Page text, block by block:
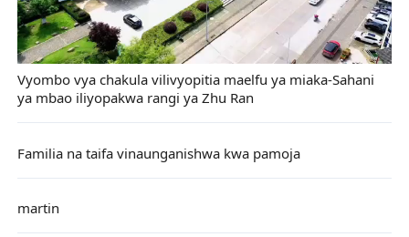
Vyombo vya chakula vilivyopitia maelfu ya miaka-Sahani
ya mbao iliyopakwa rangi ya Zhu Ran
Familia na taifa vinaunganishwa kwa pamoja
martin